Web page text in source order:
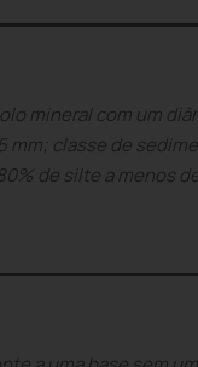
mineral com um
mm; classe de
de silte a menos